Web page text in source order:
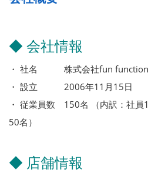
◆ 会社情報
・ 社名 株式会社fun function
・ 設立 2006年11月15日
・ 従業員数 150名 （内訳：社員
50名）
◆ 店舗情報